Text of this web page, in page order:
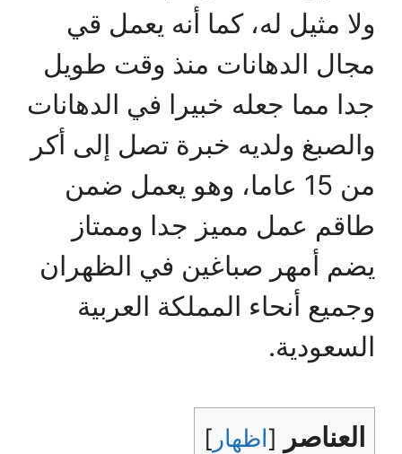
ولا مثيل له، كما أنه يعمل قي
مجال الدهانات منذ وقت طويل
جدا مما جعله خبيرا في الدهانات
والصبغ ولديه خبرة تصل إلى أكر
من 15 عاما، وهو يعمل ضمن
طاقم عمل مميز جدا وممتاز
يضم أمهر صباغين في الظهران
وجميع أنحاء المملكة العربية
السعودية.
العناصر [اظهار ]